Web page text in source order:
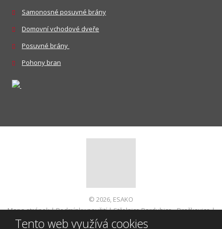
Samonosné posuvné brány
Domovní vchodové dveře
Posuvné brány
Pohony bran
© 2026, ESAKO
Mapa stránek|Podmínky použití|Střelnice Pardubice - Dražkovice|
Informace pro spotřebitele
Tento web využívá cookies